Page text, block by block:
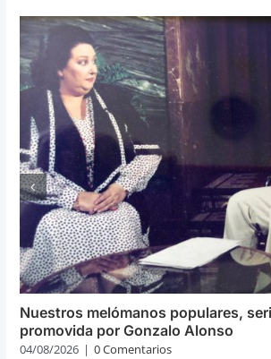
Nuestros melómanos populares,
promovida por Gonzalo Alonso
04/08/2026 | 0 Comentarios